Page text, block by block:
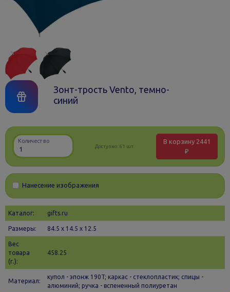
Зонт-трость Vento, темно-
синий
Количество
Доступно: 61 шт.
В корзину 2441
₽
Нанесение изображения
Каталог: gifts.ru
Размеры: 84.5 х 14.5 x 12.5
Вес
товара
(г.):
458.25
Материал:
купол - эпонж 190T; каркас - стеклопластик; спицы -
алюминий; ручка - вспененный полиуретан